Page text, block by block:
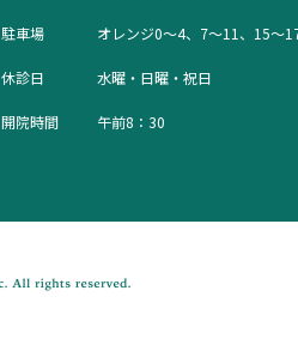
駐車場 オレンジ0〜4、7〜11、15〜
休診日 水曜・日曜・祝日
開院時間 午前8：30